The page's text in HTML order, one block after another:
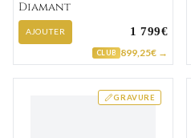
Diamant
AJOUTER 1 799€
CLUB 899,25€ →
GRAVURE